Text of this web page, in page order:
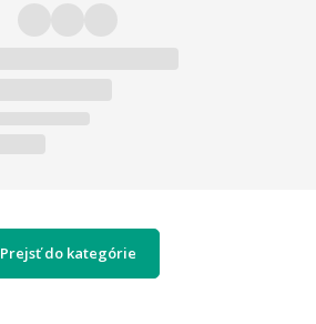
Prejsť do kategórie